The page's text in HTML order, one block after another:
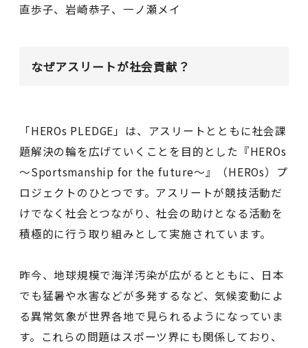
直歩子、岩崎恭子、一ノ瀬メイ
なぜアスリートが社会貢献？
「HEROs PLEDGE」は、アスリートとともに社会課
題解決の輪を広げていくことを目的とした『HEROs
～Sportsmanship for the future～』（HEROs）プ
ロジェクトのひとつです。アスリートが競技活動だ
けでなく社会とつながり、社会の助けとなる活動を
積極的に行う取り組みとして実施されています。
昨今、地球規模で海洋汚染が広がるとともに、日本
でも猛暑や水害などが多発するなど、気候変動によ
る異常気象が世界各地で見られるようになっていま
す。これらの問題はスポーツ界にも関係しており、